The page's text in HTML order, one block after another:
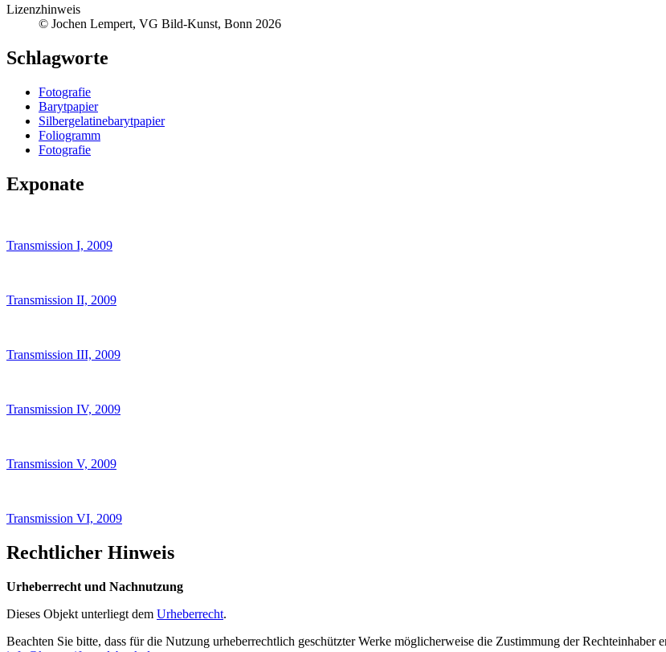
Lizenzhinweis
© Jochen Lempert, VG Bild-Kunst, Bonn 2026
Schlagworte
Fotografie
Barytpapier
Silbergelatinebarytpapier
Foliogramm
Fotografie
Exponate
Transmission I, 2009
Transmission II, 2009
Transmission III, 2009
Transmission IV, 2009
Transmission V, 2009
Transmission VI, 2009
Rechtlicher Hinweis
Urheberrecht und Nachnutzung
Dieses Objekt unterliegt dem Urheberrecht.
Beachten Sie bitte, dass für die Nutzung urheberrechtlich geschützter Werke möglicherweise die Zustimmung der